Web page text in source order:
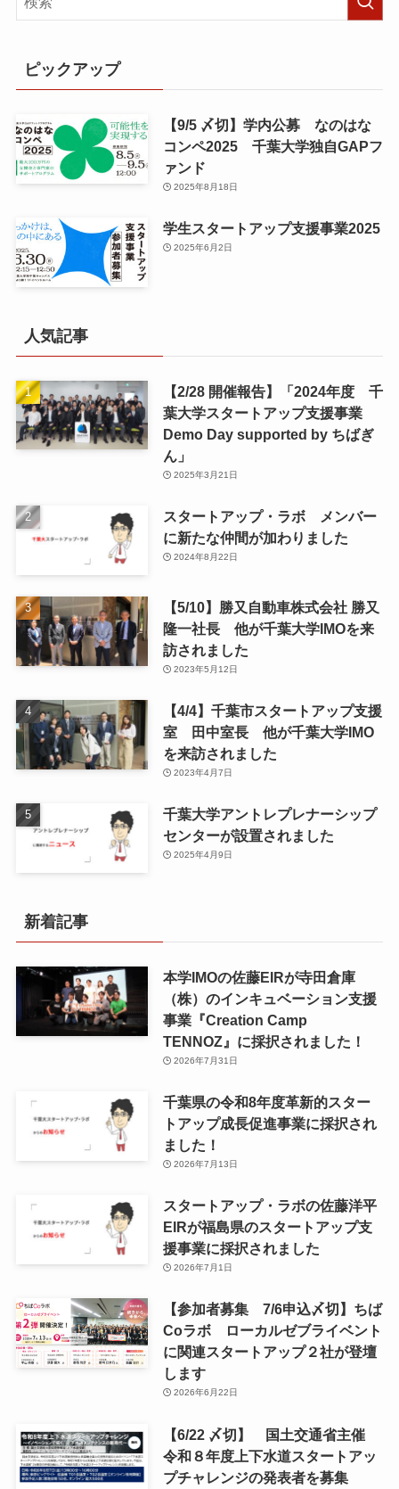
ピックアップ
【9/5 〆切】学内公募 なのはな
コンペ2025 千葉大学独自GAPフ
ァンド
2025年8月18日
学生スタートアップ支援事業2025
2025年6月2日
人気記事
【2/28 開催報告】「2024年度 千
葉大学スタートアップ支援事業
Demo Day supported by ちばぎ
ん」
2025年3月21日
スタートアップ・ラボ メンバー
に新たな仲間が加わりました
2024年8月22日
【5/10】勝又自動車株式会社 勝又
隆一社長 他が千葉大学IMOを来
訪されました
2023年5月12日
【4/4】千葉市スタートアップ支援
室 田中室長 他が千葉大学IMO
を来訪されました
2023年4月7日
千葉大学アントレプレナーシップ
センターが設置されました
2025年4月9日
新着記事
本学IMOの佐藤EIRが寺田倉庫
（株）のインキュベーション支援
事業『Creation Camp
TENNOZ』に採択されました！
2026年7月31日
千葉県の令和8年度⾰新的スター
トアップ成⻑促進事業に採択され
ました！
2026年7月13日
スタートアップ・ラボの佐藤洋平
EIRが福島県のスタートアップ支
援事業に採択されました
2026年7月1日
【参加者募集 7/6申込〆切】ちば
Coラボ ローカルゼブライベント
に関連スタートアップ２社が登壇
します
2026年6月22日
【6/22 〆切】 国土交通省主催
令和８年度上下水道スタートアッ
プチャレンジの発表者を募集